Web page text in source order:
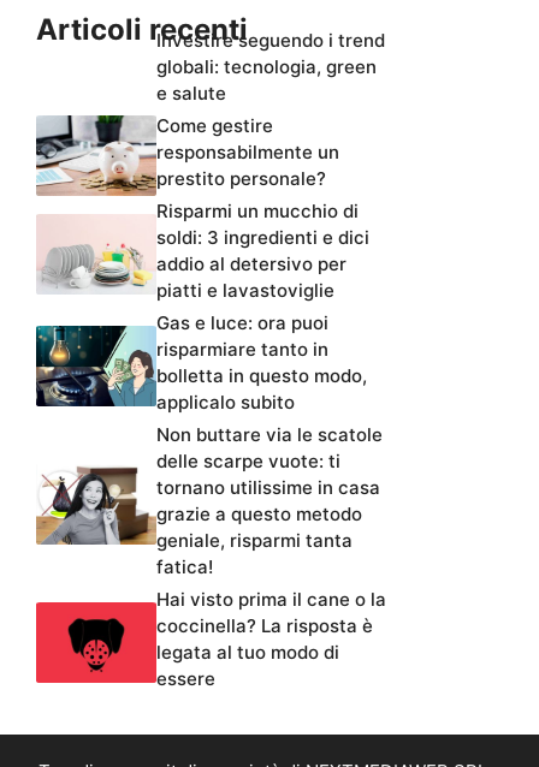
Articoli recentiInvestire seguendo i trend
globali: tecnologia, green
e salute
Come gestire
responsabilmente un
prestito personale?
Risparmi un mucchio di
soldi: 3 ingredienti e dici
addio al detersivo per
piatti e lavastoviglie
Gas e luce: ora puoi
risparmiare tanto in
bolletta in questo modo,
applicalo subito
Non buttare via le scatole
delle scarpe vuote: ti
tornano utilissime in casa
grazie a questo metodo
geniale, risparmi tanta
fatica!
Hai visto prima il cane o la
coccinella? La risposta è
legata al tuo modo di
essere